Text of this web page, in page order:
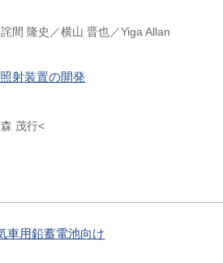
詫間 隆史 横山 晋也 Yiga Allan
射装置の開発
森 茂行<
車用鉛蓄電池向け